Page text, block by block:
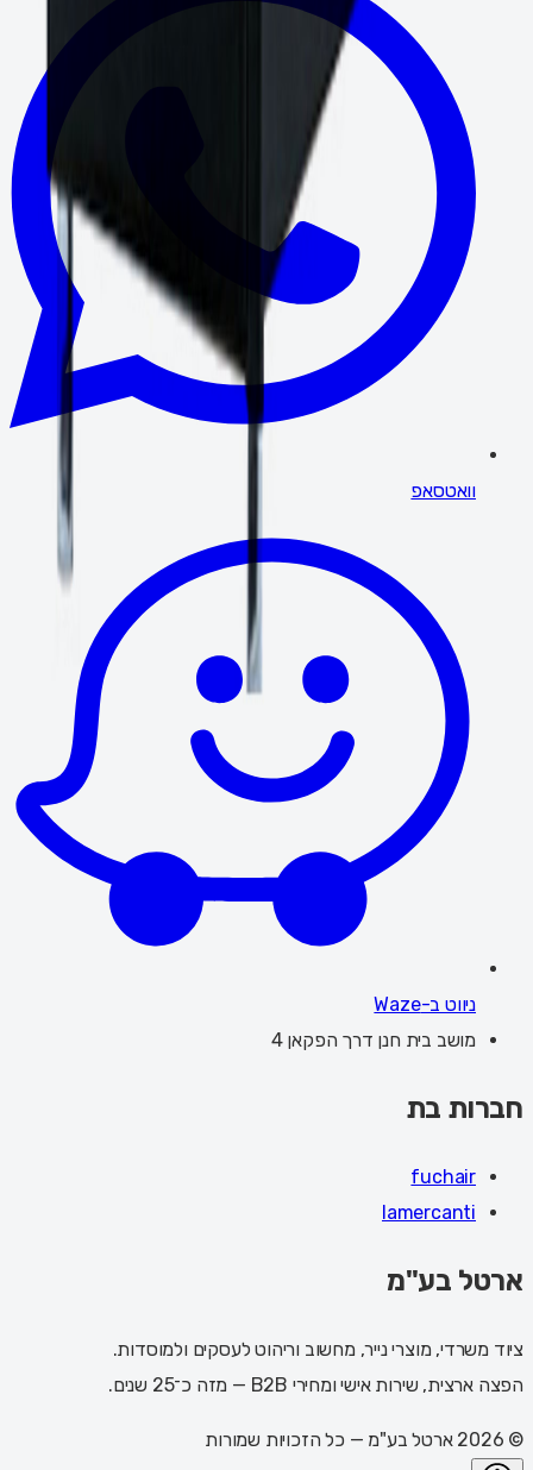
וואטסאפ
ניווט ב-Waze
מושב בית חנן דרך הפקאן 4
חברות בת
fuchair
lamercanti
ארטל בע"מ
ציוד משרדי, מוצרי נייר, מחשוב וריהוט לעסקים ולמוסדות.
הפצה ארצית, שירות אישי ומחירי B2B — מזה כ־25 שנים.
©
2026 ארטל בע"מ — כל הזכויות שמורות